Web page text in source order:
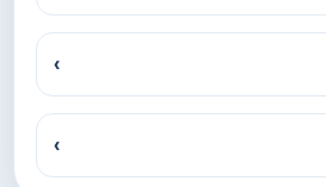
›
›